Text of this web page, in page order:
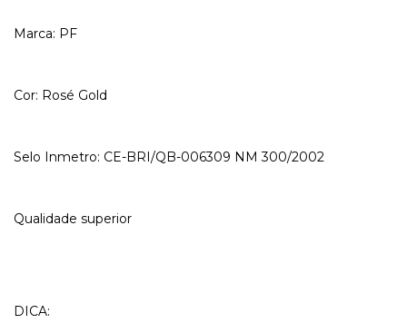
Marca: PF
Cor: Rosé Gold
Selo Inmetro: CE-BRI/QB-006309 NM 300/2002
Qualidade superior
DICA: